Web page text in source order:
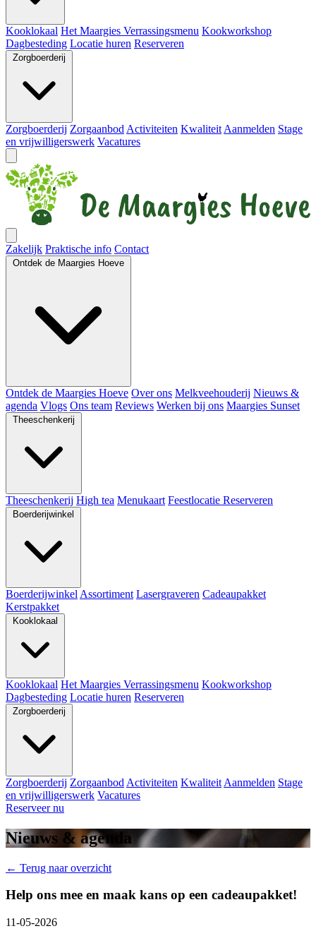
Kooklokaal Het Maargies Verrassingsmenu Kookworkshop
Dagbesteding Locatie huren Reserveren
Zorgboerderij
Zorgboerderij Zorgaanbod Activiteiten Kwaliteit Aanmelden Stage
en vrijwilligerswerk Vacatures
Zakelijk Praktische info Contact
Ontdek de Maargies Hoeve
Ontdek de Maargies Hoeve Over ons Melkveehouderij Nieuws &
agenda Vlogs Ons team Reviews Werken bij ons Maargies Sunset
Theeschenkerij
Theeschenkerij High tea Menukaart Feestlocatie Reserveren
Boerderijwinkel
Boerderijwinkel Assortiment Lasergraveren Cadeaupakket
Kerstpakket
Kooklokaal
Kooklokaal Het Maargies Verrassingsmenu Kookworkshop
Dagbesteding Locatie huren Reserveren
Zorgboerderij
Zorgboerderij Zorgaanbod Activiteiten Kwaliteit Aanmelden Stage
en vrijwilligerswerk Vacatures
Reserveer nu
Nieuws & agenda
← Terug naar overzicht
Help ons mee en maak kans op een cadeaupakket!
11-05-2026